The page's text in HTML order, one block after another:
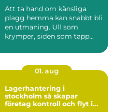
Att ta hand om känsliga
plagg hemma kan snabbt bli
en utmaning. Ull som
krymper, siden som tapp...
01. aug
Lagerhantering i
stockholm så skapar
företag kontroll och flyt i